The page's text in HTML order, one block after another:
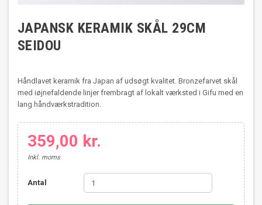
JAPANSK KERAMIK SKÅL 29CM
SEIDOU
Håndlavet keramik fra Japan af udsøgt kvalitet. Bronzefarvet skål
med iøjnefaldende linjer frembragt af lokalt værksted i Gifu med en
lang håndværkstradition.
359,00 kr.
Inkl. moms
Antal